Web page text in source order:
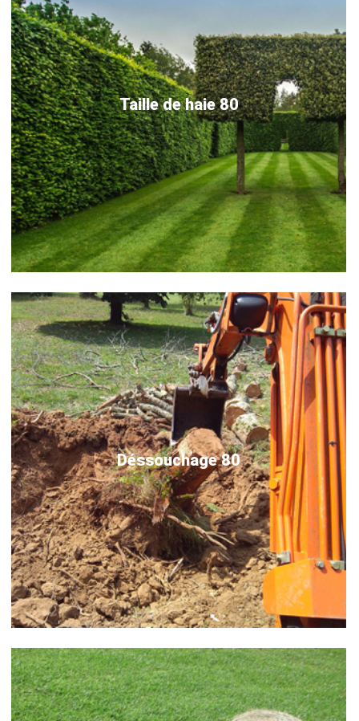
Taille de haie 80
Déssouchage 80